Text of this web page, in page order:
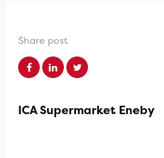
Share post
ICA Supermarket Eneby